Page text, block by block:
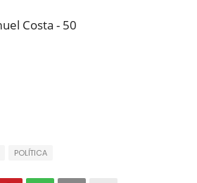
Costa - 50
POLÍTICA